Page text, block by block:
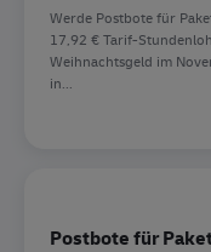
Werde Postbote für
17,92 € Tarif-
Weihnachtsgeld im
in...
Postbote für